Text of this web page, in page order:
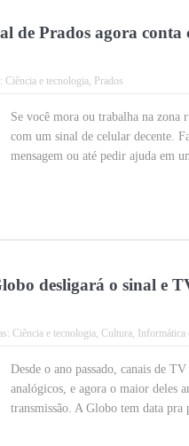
de Prados agora conta
Ciência e tecnologia, Prados
Se você mora ou trabalha na
com um sinal de celular decente.
mensagem ou até pedir ajuda em
desligará o sinal e
Ciência e tecnologia, Cultura,
Desde o ano passado, canais de
analógicos, e agora o maior deles
transmissão. A Globo tem data pra